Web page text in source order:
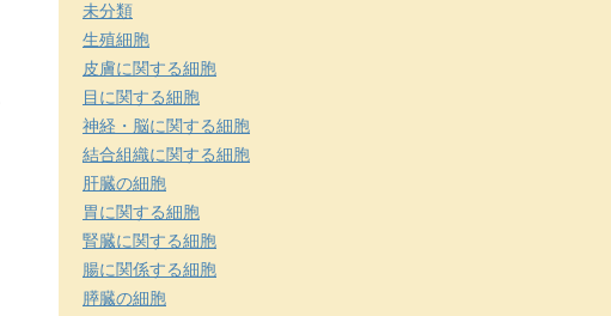
未分類
生殖細胞
皮膚に関する細胞
目に関する細胞
神経・脳に関する細胞
結合組織に関する細胞
肝臓の細胞
胃に関する細胞
腎臓に関する細胞
腸に関係する細胞
膵臓の細胞